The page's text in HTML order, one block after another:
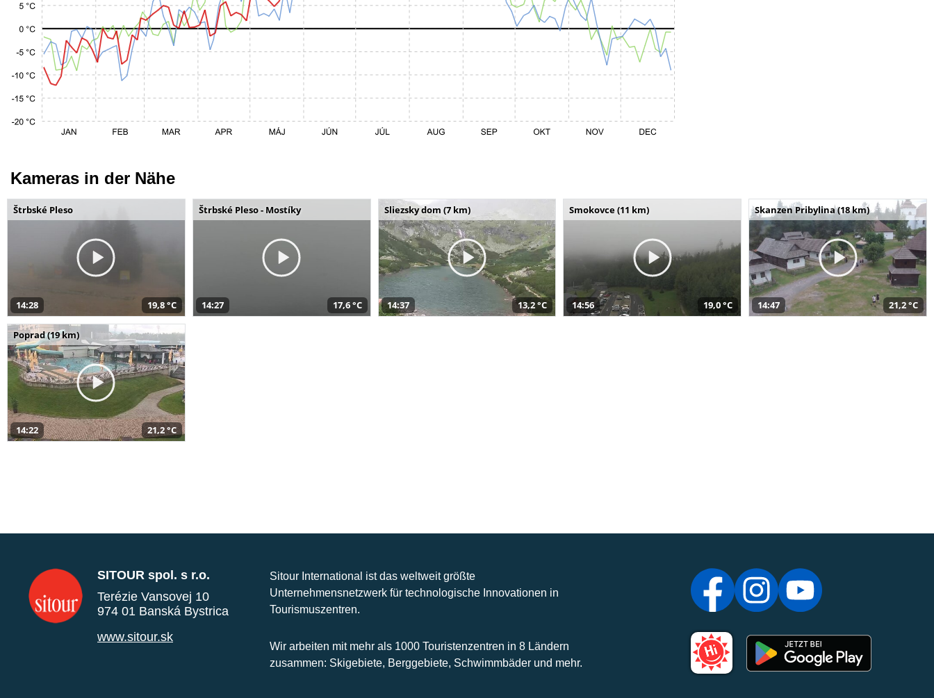
Kameras in der Nähe
Štrbské Pleso
14:28 19,8 °C
Štrbské Pleso - Mostíky
14:27 17,6 °C
Sliezsky dom (7 km)
14:37 13,2 °C
Smokovce (11 km)
14:56 19,0 °C
Skanzen Pribylina (18 km)
14:47 21,2 °C
Poprad (19 km)
14:22 21,2 °C
SITOUR spol. s r.o.
Terézie Vansovej 10
974 01 Banská Bystrica
www.sitour.sk
Sitour International ist das weltweit größte
Unternehmensnetzwerk für technologische Innovationen in
Tourismuszentren.
Wir arbeiten mit mehr als 1000 Touristenzentren in 8 Ländern
zusammen: Skigebiete, Berggebiete, Schwimmbäder und mehr.